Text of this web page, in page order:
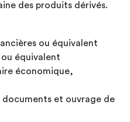
des produits dérivés.
ou équivalent
équivalent
économique,
documents et ouvrage de